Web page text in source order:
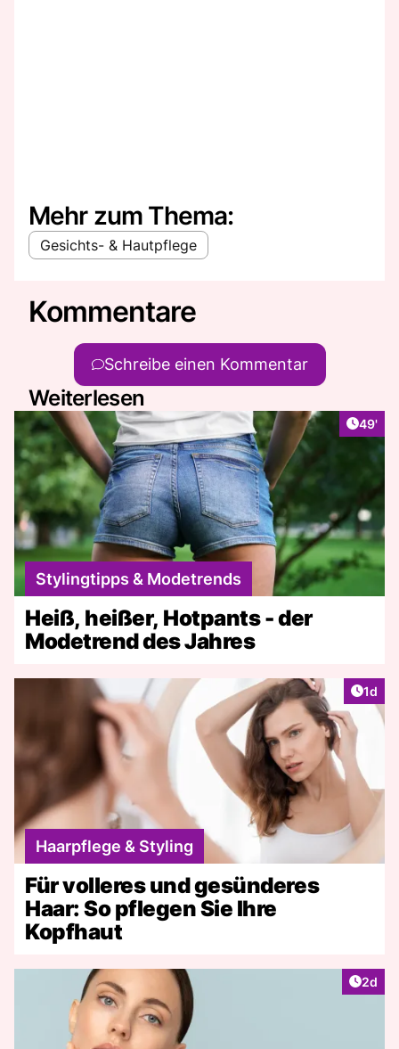
Mehr zum Thema:
Gesichts- & Hautpflege
Kommentare
Schreibe einen Kommentar
Weiterlesen
49'
Stylingtipps & Modetrends
Heiß, heißer, Hotpants - der
Modetrend des Jahres
1d
Haarpflege & Styling
Für volleres und gesünderes
Haar: So pflegen Sie Ihre
Kopfhaut
2d